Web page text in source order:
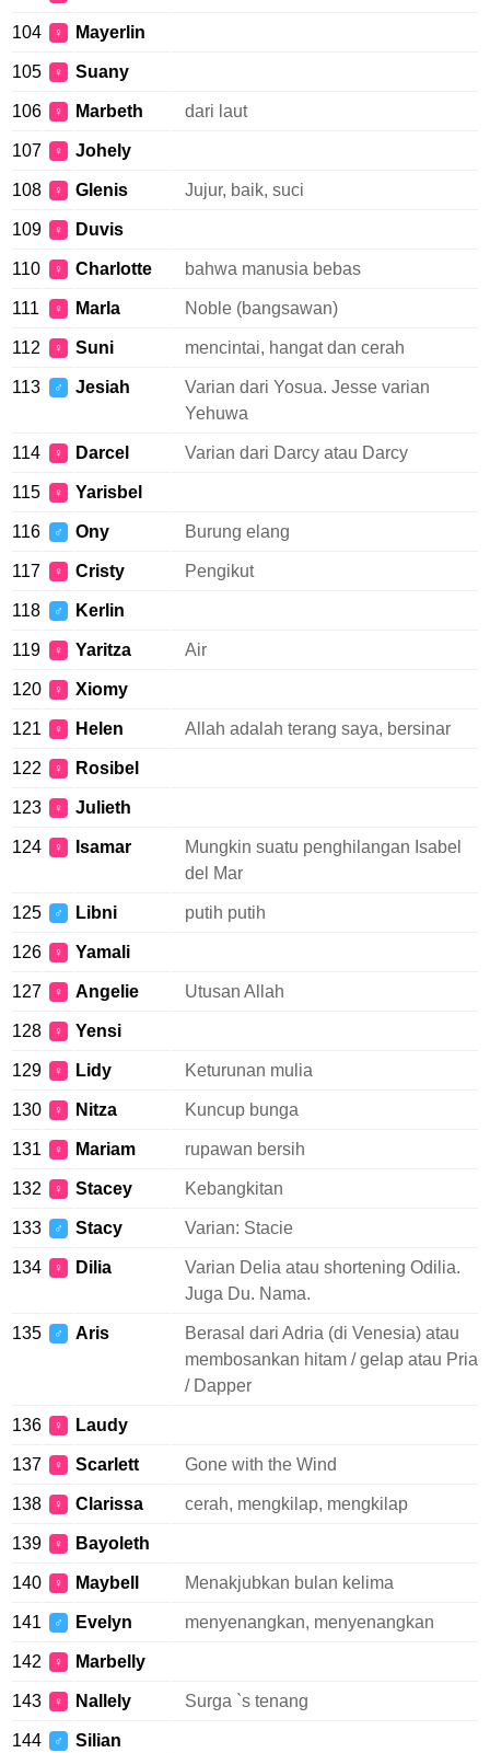
104 ♀ Mayerlin
105 ♀ Suany
106 ♀ Marbeth dari laut
107 ♀ Johely
108 ♀ Glenis Jujur, baik, suci
109 ♀ Duvis
110 ♀ Charlotte bahwa manusia bebas
111 ♀ Marla Noble (bangsawan)
112 ♀ Suni mencintai, hangat dan cerah
113 ♂ Jesiah
Varian dari Yosua. Jesse varian
Yehuwa
114 ♀ Darcel Varian dari Darcy atau Darcy
115 ♀ Yarisbel
116 ♂ Ony Burung elang
117 ♀ Cristy Pengikut
118 ♂ Kerlin
119 ♀ Yaritza Air
120 ♀ Xiomy
121 ♀ Helen Allah adalah terang saya, bersinar
122 ♀ Rosibel
123 ♀ Julieth
124 ♀ Isamar
Mungkin suatu penghilangan Isabel
del Mar
125 ♂ Libni putih putih
126 ♀ Yamali
127 ♀ Angelie Utusan Allah
128 ♀ Yensi
129 ♀ Lidy Keturunan mulia
130 ♀ Nitza Kuncup bunga
131 ♀ Mariam rupawan bersih
132 ♀ Stacey Kebangkitan
133 ♂ Stacy Varian: Stacie
134 ♀ Dilia
Varian Delia atau shortening Odilia.
Juga Du. Nama.
135 ♂ Aris
Berasal dari Adria (di Venesia) atau
membosankan hitam / gelap atau Pria
/ Dapper
136 ♀ Laudy
137 ♀ Scarlett Gone with the Wind
138 ♀ Clarissa cerah, mengkilap, mengkilap
139 ♀ Bayoleth
140 ♀ Maybell Menakjubkan bulan kelima
141 ♂ Evelyn menyenangkan, menyenangkan
142 ♀ Marbelly
143 ♀ Nallely Surga `s tenang
144 ♂ Silian